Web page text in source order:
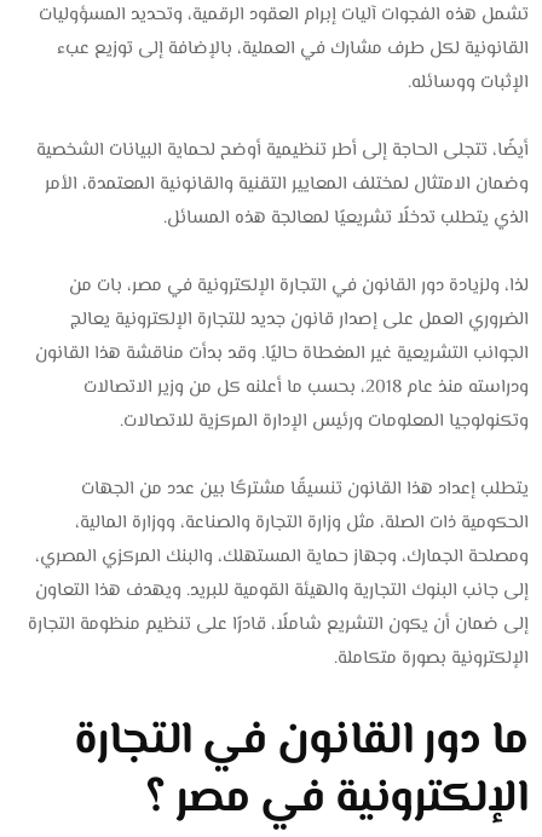
تشمل هذه الفجوات آليات إبرام العقود الرقمية، وتحديد المسؤوليات
القانونية لكل طرف مشارك في العملية، بالإضافة إلى توزيع عبء
الإثبات ووسائله.
أيضًا، تتجلى الحاجة إلى أطر تنظيمية أوضح لحماية البيانات الشخصية
وضمان الامتثال لمختلف المعايير التقنية والقانونية المعتمدة، الأمر
الذي يتطلب تدخلًا تشريعيًا لمعالجة هذه المسائل.
لذا، ولزيادة دور القانون في التجارة الإلكترونية في مصر، بات من
الضروري العمل على إصدار قانون جديد للتجارة الإلكترونية يعالج
الجوانب التشريعية غير المغطاة حاليًا. وقد بدأت مناقشة هذا القانون
ودراسته منذ عام 2018، بحسب ما أعلنه كل من وزير الاتصالات
وتكنولوجيا المعلومات ورئيس الإدارة المركزية للاتصالات.
يتطلب إعداد هذا القانون تنسيقًا مشتركًا بين عدد من الجهات
الحكومية ذات الصلة، مثل وزارة التجارة والصناعة، ووزارة المالية،
ومصلحة الجمارك، وجهاز حماية المستهلك، والبنك المركزي المصري،
إلى جانب البنوك التجارية والهيئة القومية للبريد. ويهدف هذا التعاون
إلى ضمان أن يكون التشريع شاملًا، قادرًا على تنظيم منظومة التجارة
الإلكترونية بصورة متكاملة.
ما دور القانون في التجارة
الإلكترونية في مصر ؟